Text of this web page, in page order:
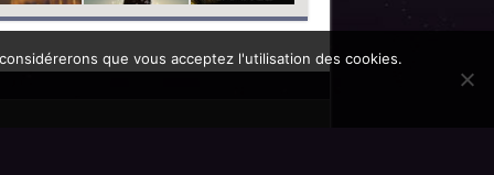
que vous acceptez l'utilisation des cookies.